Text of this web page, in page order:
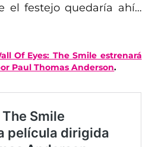
el festejo quedaría ahí…
Of Eyes: The Smile estrenará
Paul Thomas Anderson.